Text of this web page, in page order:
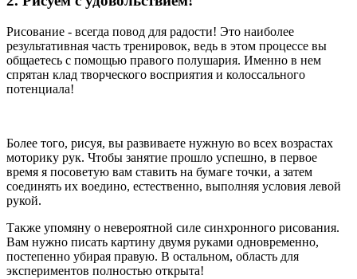
Рисование - всегда повод для радости! Это наиболее
результативная часть тренировок, ведь в этом процессе вы
общаетесь с помощью правого полушария. Именно в нем
спрятан клад творческого восприятия и колоссального
потенциала!
Более того, рисуя, вы развиваете нужную во всех возрастах
моторику рук. Чтобы занятие прошло успешно, в первое
время я посоветую вам ставить на бумаге точки, а затем
соединять их воедино, естественно, выполняя условия левой
рукой.
Также упомяну о невероятной силе синхронного рисования.
Вам нужно писать картину двумя руками одновременно,
постепенно убирая правую. В остальном, область для
экспериментов полностью открыта!